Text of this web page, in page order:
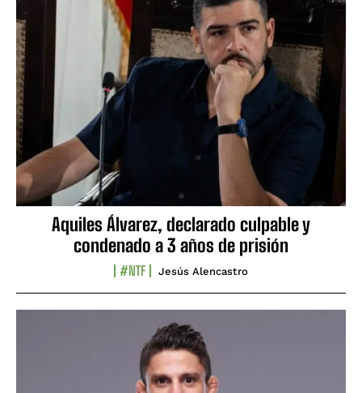
Aquiles Álvarez, declarado culpable y
condenado a 3 años de prisión
#NTF Jesús Alencastro